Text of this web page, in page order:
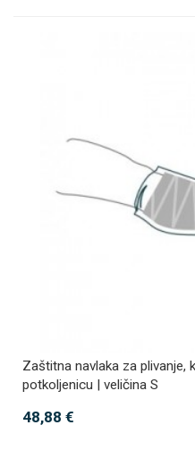
Zaštitna navlaka za plivanje,
potkoljenicu | veličina S
48,88 €